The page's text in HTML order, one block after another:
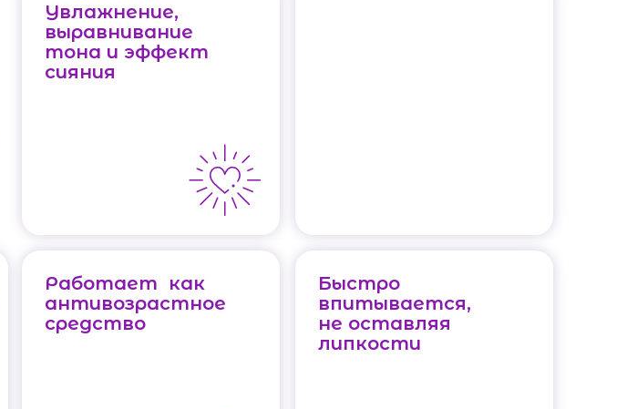
Увлажнение,
выравнивание
тона и эффект
сияния
Работает как
антивозрастное
средство
Быстро
впитывается,
не оставляя
липкости